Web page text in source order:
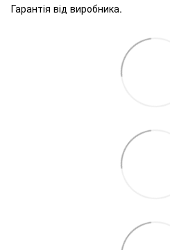
Гарантія від виробника.